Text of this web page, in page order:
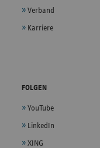
Verband
Karriere
FOLGEN
YouTube
LinkedIn
XING